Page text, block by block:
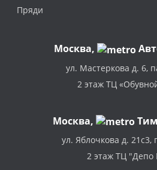
Пряди
Москва,
ул. Мастеркова д. 6,
2 этаж ТЦ
Москва,
ул. Яблочкова д. 21с3,
2 этаж ТЦ "Депо